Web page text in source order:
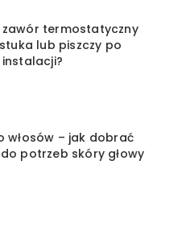
zawór termostatyczny
lub piszczy po
włosów – jak dobrać
potrzeb skóry głowy